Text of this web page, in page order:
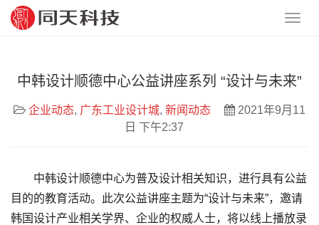
中韩设计顺德中心公益讲座系列 “设计与未来”
企业动态, 广东工业设计城, 新闻动态
2021年9月11
日 下午2:37
中韩设计顺德中心为普及设计相关知识，进行具有公益
目的的教育活动。此次公益讲座主题为“设计与未来”，邀请
韩国设计产业相关学界、企业的权威人士，将以线上播放录